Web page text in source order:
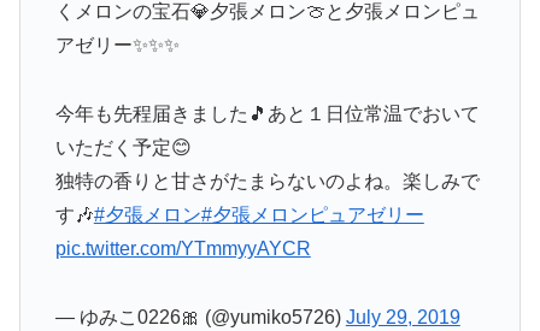
くメロンの宝石💎夕張メロン🍈と夕張メロンピュ
アゼリー✨✨✨
今年も先程届きました🎵あと１日位常温でおいて
いただく予定😊
独特の香りと甘さがたまらないのよね。楽しみで
す🎶#夕張メロン#夕張メロンピュアゼリー
pic.twitter.com/YTmmyyAYCR
— ゆみこ0226🎀 (@yumiko5726) July 29, 2019